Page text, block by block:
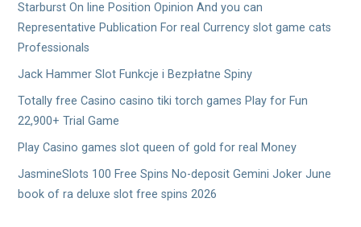
Starburst On line Position Opinion And you can
Representative Publication For real Currency slot game cats
Professionals
Jack Hammer Slot Funkcje i Bezpłatne Spiny
Totally free Casino casino tiki torch games Play for Fun
22,900+ Trial Game
Play Casino games slot queen of gold for real Money
JasmineSlots 100 Free Spins No-deposit Gemini Joker June
book of ra deluxe slot free spins 2026